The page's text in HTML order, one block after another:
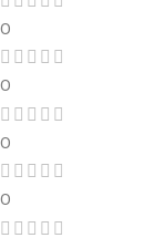
0
0
0
0